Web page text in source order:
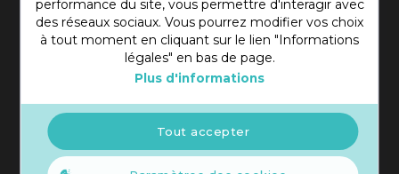
performance du site, vous permettre d'interagir avec
des réseaux sociaux. Vous pourrez modifier vos choix
à tout moment en cliquant sur le lien "Informations
légales" en bas de page.
Plus d'informations
Tout accepter